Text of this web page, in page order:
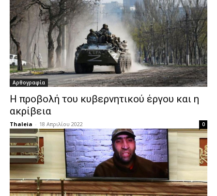
Αρθογραφία
Η προβολή του κυβερνητικού έργου και η
ακρίβεια
Thaleia - 18 Απριλίου 2022 0